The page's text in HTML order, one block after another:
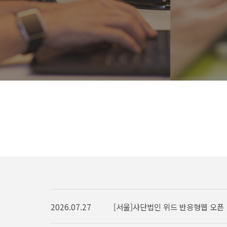
2026.07.27 [서울]사단법인 위드 반응형웹 오픈